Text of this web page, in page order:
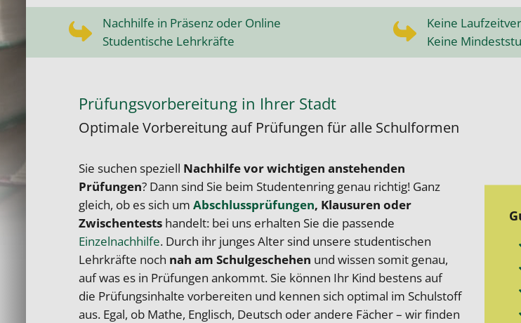
Nachhilfe in Präsenz oder Online
Studentische Lehrkräfte
Keine
Keine
Prüfungsvorbereitung in Ihrer Stadt
Optimale Vorbereitung auf Prüfungen für alle Schulformen
Sie suchen speziell Nachhilfe vor wichtigen anstehenden
Prüfungen? Dann sind Sie beim Studentenring genau richtig! Ganz
gleich, ob es sich um Abschlussprüfungen, Klausuren oder
Zwischentests handelt: bei uns erhalten Sie die passende
Einzelnachhilfe. Durch ihr junges Alter sind unsere studentischen
Lehrkräfte noch nah am Schulgeschehen und wissen somit genau,
auf was es in Prüfungen ankommt. Sie können Ihr Kind bestens auf
die Prüfungsinhalte vorbereiten und kennen sich optimal im Schulstoff
aus. Egal, ob Mathe, Englisch, Deutsch oder andere Fächer – wir finden